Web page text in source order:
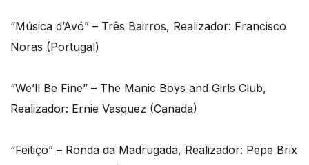
“Música d’Avó” – Três Bairros, Realizador: Francisco
Noras (Portugal)
“We’ll Be Fine” – The Manic Boys and Girls Club,
Realizador: Ernie Vasquez (Canada)
“Feitiço” – Ronda da Madrugada, Realizador: Pepe Brix